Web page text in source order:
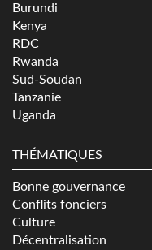
Burundi
Kenya
RDC
Rwanda
Sud-Soudan
Tanzanie
Uganda
THÉMATIQUES
Bonne gouvernance
Conflits fonciers
Culture
Décentralisation